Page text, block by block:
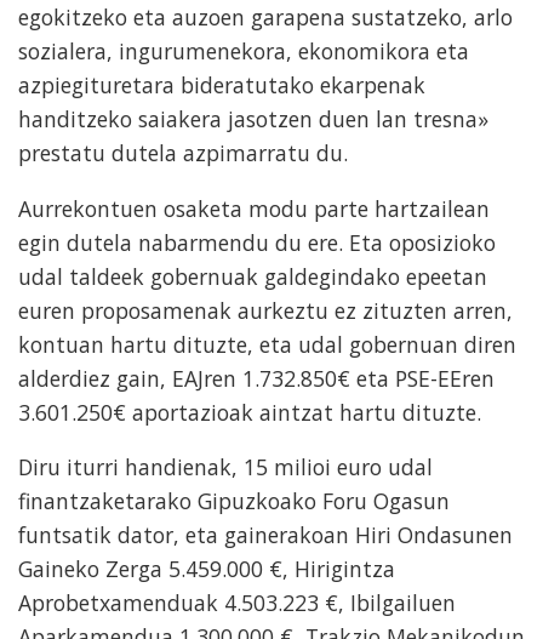
egokitzeko eta auzoen garapena sustatzeko, arlo
sozialera, ingurumenekora, ekonomikora eta
azpiegituretara bideratutako ekarpenak
handitzeko saiakera jasotzen duen lan tresna»
prestatu dutela azpimarratu du.
Aurrekontuen osaketa modu parte hartzailean
egin dutela nabarmendu du ere. Eta oposizioko
udal taldeek gobernuak galdegindako epeetan
euren proposamenak aurkeztu ez zituzten arren,
kontuan hartu dituzte, eta udal gobernuan diren
alderdiez gain, EAJren 1.732.850€ eta PSE-EEren
3.601.250€ aportazioak aintzat hartu dituzte.
Diru iturri handienak, 15 milioi euro udal
finantzaketarako Gipuzkoako Foru Ogasun
funtsatik dator, eta gainerakoan Hiri Ondasunen
Gaineko Zerga 5.459.000 €, Hirigintza
Aprobetxamenduak 4.503.223 €, Ibilgailuen